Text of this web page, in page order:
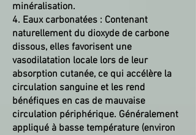
minéralisation.
4. Eaux carbonatées : Contenant
naturellement du dioxyde de carbone
dissous, elles favorisent une
vasodilatation locale lors de leur
absorption cutanée, ce qui accélère la
circulation sanguine et les rend
bénéfiques en cas de mauvaise
circulation périphérique. Généralement
appliqué à basse température (environ